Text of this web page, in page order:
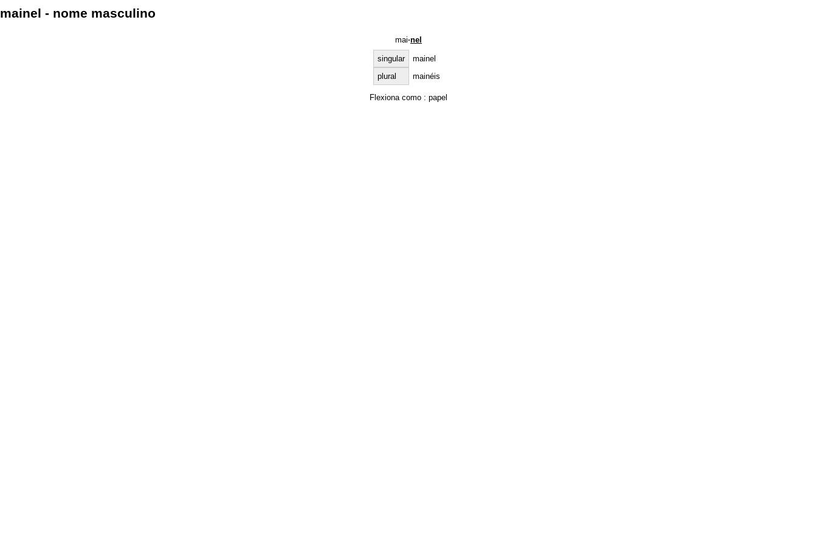
mainel - nome masculino
mai·nel
singular
mainel
plural
mainéis
Flexiona como : papel